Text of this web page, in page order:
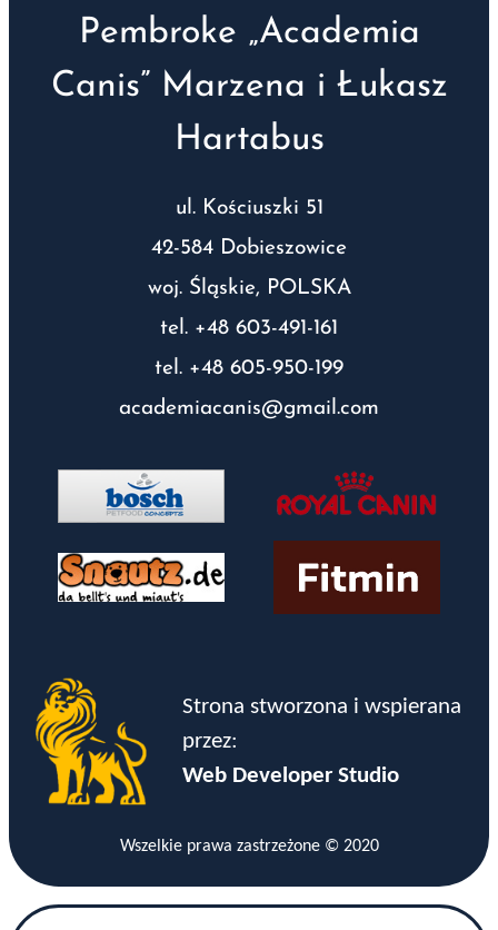
Pembroke „Academia
Canis” Marzena i Łukasz
Hartabus
ul. Kościuszki 51
42-584 Dobieszowice
woj. Śląskie, POLSKA
tel. +48 603-491-161
tel. +48 605-950-199
academiacanis@gmail.com
Strona stworzona i wspierana
przez:
Web Developer Studio
Wszelkie prawa zastrzeżone © 2020